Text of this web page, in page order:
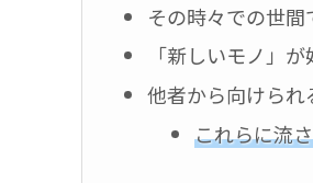
その時々での世間
「新しいモノ」が
他者から向けられ
これらに流